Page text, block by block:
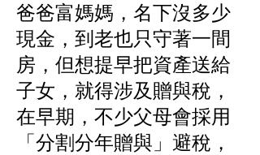
爸爸富媽媽，名下沒多少
現金，到老也只守著一間
房，但想提早把資產送給
子女，就得涉及贈與稅，
在早期，不少父母會採用
「分割分年贈與」避稅，